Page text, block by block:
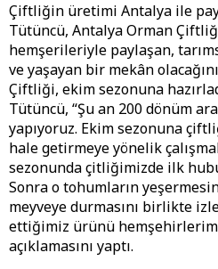
Çiftliğin üretimi Antalya ile
Tütüncü, Antalya Orman
hemşerileriyle paylaşan,
ve yaşayan bir mekân
Çiftliği, ekim sezonuna
Tütüncü, “Şu an 200 dönüm
yapıyoruz. Ekim sezonuna
hale getirmeye yönelik
sezonunda çitliğimizde ilk
Sonra o tohumların
meyveye durmasını birlikte
ettiğimiz ürünü
açıklamasını yaptı.